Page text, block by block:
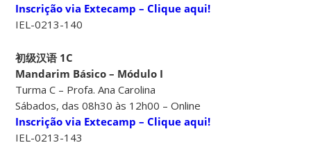
Inscrição via Extecamp – Clique aqui!
IEL-0213-140
初级汉语 1C
Mandarim Básico – Módulo I
Turma C – Profa. Ana Carolina
Sábados, das 08h30 às 12h00 – Online
Inscrição via Extecamp – Clique aqui!
IEL-0213-143